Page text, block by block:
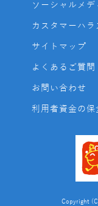
ソーシャルメ
カスタマーハ
サイトマップ
よくあるご質問
お問い合わせ
利用者資金の保
Copyright